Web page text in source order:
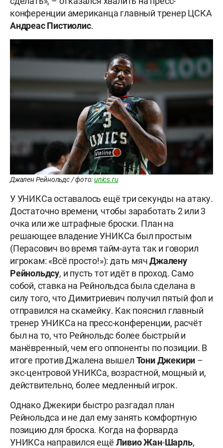
конференции американца главный тренер ЦСКА
Андреас Пистиолис.
Джален Рейнольдс / фото:unics.ru
У УНИКСа оставалось ещё три секунды на атаку.
Достаточно времени, чтобы заработать 2 или 3
очка или же штрафные броски. План на
решающее владение УНИКСа был простым
(Перасович во время тайм-аута так и говорил
игрокам: «Всё просто!»): дать мячДжалену
Рейнольдсу, и пусть тот идёт в проход. Само
собой, ставка на Рейнольдса была сделана в
силу того, что Димитриевич получил пятый фол и
отправился на скамейку. Как пояснил главный
тренер УНИКСа на пресс-конференции, расчёт
был на то, что Рейнольдс более быстрый и
манёвренный, чем его оппоненты по позиции. В
итоге против Джалена вышел Тони Джекири –
экс-центровой УНИКСа, возрастной, мощный и,
действительно, более медленный игрок.
Однако Джекири быстро разгадал план
Рейнольдса и не дал ему занять комфортную
позицию для броска. Когда на форварда
УНИКСа направился ещё Ливио Жан-Шарль,